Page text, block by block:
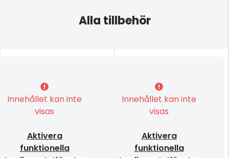
Alla tillbehör
Innehållet kan inte
visas
Aktivera
funktionella
Innehållet kan inte
visas
Aktivera
funktionella